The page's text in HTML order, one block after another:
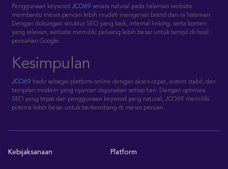
Penggunaan keyword JCO69 secara natural pada halaman website
membantu mesin pencari lebih mudah mengenali brand dan isi halaman.
Dengan dukungan struktur SEO yang baik, internal linking, serta konten
yang relevan, website memiliki peluang lebih besar untuk tampil di hasil
pencarian Google.
Kesimpulan
JCO69 hadir sebagai platform online dengan akses cepat, sistem stabil, dan
tampilan modern yang nyaman digunakan setiap hari. Dengan optimasi
SEO yang tepat dan penggunaan keyword yang natural, JCO69 memiliki
potensi lebih besar untuk berkembang di mesin pencari.
Kebijaksanaan Platform